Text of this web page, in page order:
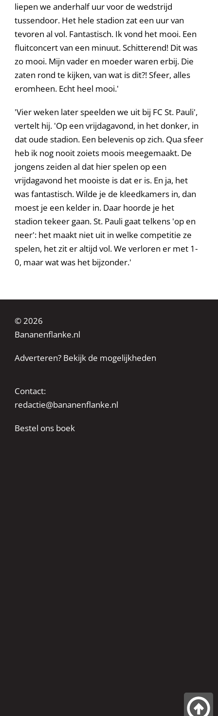
liepen we anderhalf uur voor de wedstrijd
tussendoor. Het hele stadion zat een uur van
tevoren al vol. Fantastisch. Ik vond het mooi. Een
fluitconcert van een minuut. Schitterend! Dit was
zo mooi. Mijn vader en moeder waren erbij. Die
zaten rond te kijken, van wat is dit?! Sfeer, alles
eromheen. Echt heel mooi.'
'Vier weken later speelden we uit bij FC St. Pauli',
vertelt hij. 'Op een vrijdagavond, in het donker, in
dat oude stadion. Een belevenis op zich. Qua sfeer
heb ik nog nooit zoiets moois meegemaakt. De
jongens zeiden al dat hier spelen op een
vrijdagavond het mooiste is dat er is. En ja, het
was fantastisch. Wilde je de kleedkamers in, dan
moest je een kelder in. Daar hoorde je het
stadion tekeer gaan. St. Pauli gaat telkens 'op en
neer': het maakt niet uit in welke competitie ze
spelen, het zit er altijd vol. We verloren er met 1-
0, maar wat was het bijzonder.'
© 2026
Bananenflanke.nl
Adverteren? Bekijk de mogelijkheden
Contact:
redactie@bananenflanke.nl
Bestel ons boek